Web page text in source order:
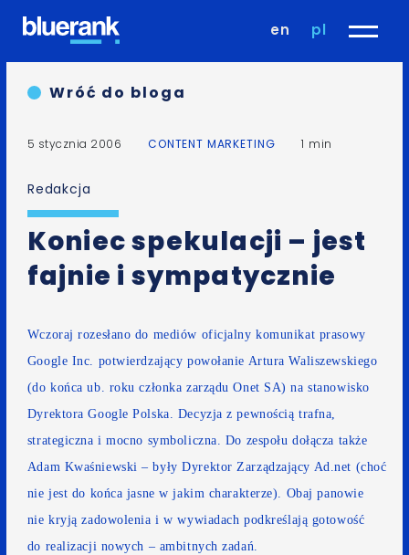
en pl
Wróć do bloga
5 stycznia 2006 CONTENT MARKETING 1 min
Redakcja
Koniec spekulacji – jest
fajnie i sympatycznie
Wczoraj rozesłano do mediów oficjalny komunikat prasowy
Google Inc. potwierdzający powołanie Artura Waliszewskiego
(do końca ub. roku członka zarządu Onet SA) na stanowisko
Dyrektora Google Polska. Decyzja z pewnością trafna,
strategiczna i mocno symboliczna. Do zespołu dołącza także
Adam Kwaśniewski – były Dyrektor Zarządzający Ad.net (choć
nie jest do końca jasne w jakim charakterze). Obaj panowie
nie kryją zadowolenia iw wywiadach podkreślają gotowość
do realizacji nowych – ambitnych zadań.